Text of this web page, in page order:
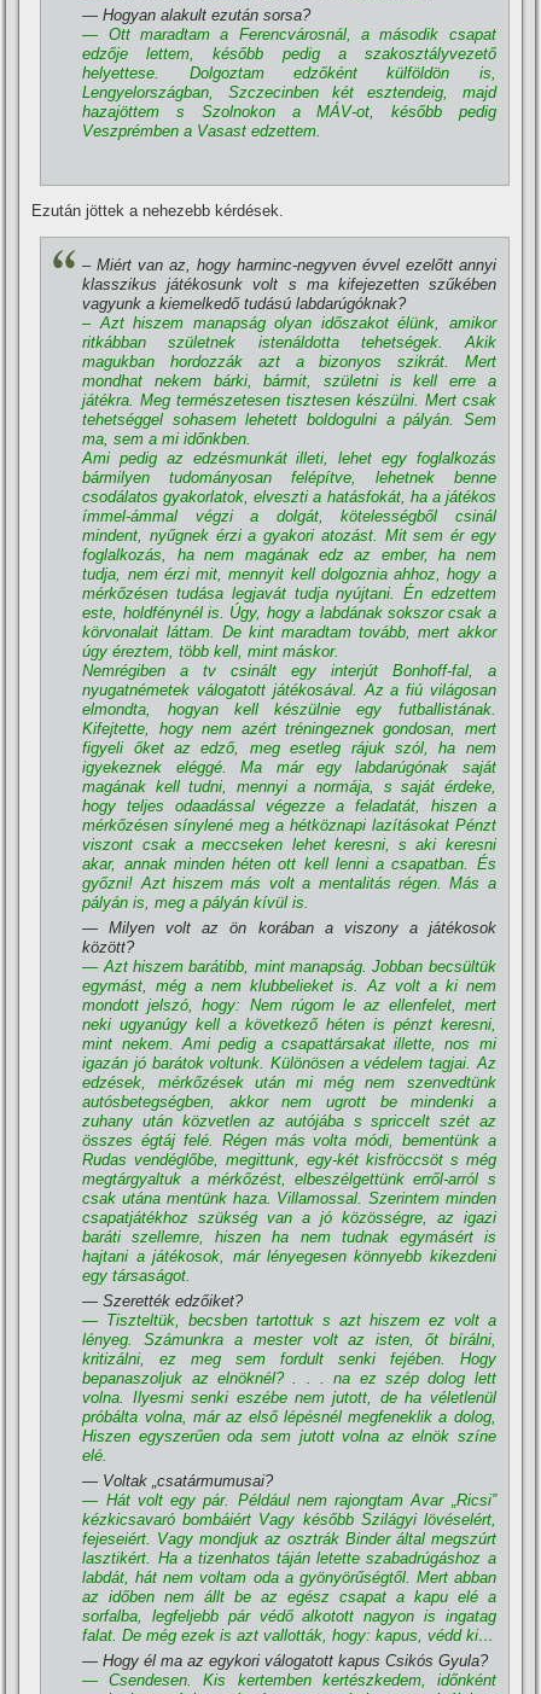
— Hogyan alakult ezután sorsa?
— Ott maradtam a Ferencvárosnál, a második csapat
edzője lettem, később pedig a szakosztályvezető
helyettese. Dolgoztam edzőként külföldön is,
Lengyelországban, Szczecinben két esztendeig, majd
hazajöttem s Szolnokon a MÁV-ot, később pedig
Veszprémben a Vasast edzettem.
Ezután jöttek a nehezebb kérdések.
– Miért van az, hogy harminc-negyven évvel ezelőtt annyi
klasszikus játékosunk volt s ma kifejezetten szűkében
vagyunk a kiemelkedő tudású labdarúgóknak?
– Azt hiszem manapság olyan időszakot élünk, amikor
ritkábban születnek istenáldotta tehetségek. Akik
magukban hordozzák azt a bizonyos szikrát. Mert
mondhat nekem bárki, bármit, születni is kell erre a
játékra. Meg természetesen tisztesen készülni. Mert csak
tehetséggel sohasem lehetett boldogulni a pályán. Sem
ma, sem a mi időnkben.
Ami pedig az edzésmunkát illeti, lehet egy foglalkozás
bármilyen tudományosan felépí­tve, lehetnek benne
csodálatos gyakorlatok, elveszti a hatásfokát, ha a játékos
í­mmel-ámmal végzi a dolgát, kötelességből csinál
mindent, nyűgnek érzi a gyakori atozást. Mit sem ér egy
foglalkozás, ha nem magának edz az ember, ha nem
tudja, nem érzi mit, mennyit kell dolgoznia ahhoz, hogy a
mérkőzésen tudása legjavát tudja nyújtani. Én edzettem
este, holdfénynél is. Úgy, hogy a labdának sokszor csak a
körvonalait láttam. De kint maradtam tovább, mert akkor
úgy éreztem, több kell, mint máskor.
Nemrégiben a tv csinált egy interjút Bonhoff-fal, a
nyugatnémetek válogatott játékosával. Az a fiú világosan
elmondta, hogyan kell készülnie egy futballistának.
Kifejtette, hogy nem azért tréningeznek gondosan, mert
figyeli őket az edző, meg esetleg rájuk szól, ha nem
igyekeznek eléggé. Ma már egy labdarúgónak saját
magának kell tudni, mennyi a normája, s saját érdeke,
hogy teljes odaadással végezze a feladatát, hiszen a
mérkőzésen sí­nylené meg a hétköznapi lazí­tásokat Pénzt
viszont csak a meccseken lehet keresni, s aki keresni
akar, annak minden héten ott kell lenni a csapatban. És
győzni! Azt hiszem más volt a mentalitás régen. Más a
pályán is, meg a pályán kí­vül is.
— Milyen volt az ön korában a viszony a játékosok
között?
— Azt hiszem barátibb, mint manapság. Jobban becsültük
egymást, még a nem klubbelieket is. Az volt a ki nem
mondott jelszó, hogy: Nem rúgom le az ellenfelet, mert
neki ugyanúgy kell a következő héten is pénzt keresni,
mint nekem. Ami pedig a csapattársakat illette, nos mi
igazán jó barátok voltunk. Különösen a védelem tagjai. Az
edzések, mérkőzések után mi még nem szenvedtünk
autósbetegségben, akkor nem ugrott be mindenki a
zuhany után közvetlen az autójába s spriccelt szét az
összes égtáj felé. Régen más volta módi, bementünk a
Rudas vendéglőbe, megittunk, egy-két kisfröccsöt s még
megtárgyaltuk a mérkőzést, elbeszélgettünk erről-arról s
csak utána mentünk haza. Villamossal. Szerintem minden
csapatjátékhoz szükség van a jó közösségre, az igazi
baráti szellemre, hiszen ha nem tudnak egymásért is
hajtani a játékosok, már lényegesen könnyebb kikezdeni
egy társaságot.
— Szerették edzőiket?
— Tiszteltük, becsben tartottuk s azt hiszem ez volt a
lényeg. Számunkra a mester volt az isten, őt bí­rálni,
kritizálni, ez meg sem fordult senki fejében. Hogy
bepanaszoljuk az elnöknél? . . . na ez szép dolog lett
volna. Ilyesmi senki eszébe nem jutott, de ha véletlenül
próbálta volna, már az első lépésnél megfeneklik a dolog,
Hiszen egyszerűen oda sem jutott volna az elnök szí­ne
elé.
— Voltak „csatármumusai?
— Hát volt egy pár. Például nem rajongtam Avar „Ricsi”
kézkicsavaró bombáiért Vagy később Szilágyi lövéselért,
fejeseiért. Vagy mondjuk az osztrák Binder által megszúrt
lasztikért. Ha a tizenhatos táján letette szabadrúgáshoz a
labdát, hát nem voltam oda a gyönyörűségtől. Mert abban
az időben nem állt be az egész csapat a kapu elé a
sorfalba, legfeljebb pár védő alkotott nagyon is ingatag
falat. De még ezek is azt vallották, hogy: kapus, védd ki…
— Hogy él ma az egykori válogatott kapus Csikós Gyula?
— Csendesen. Kis kertemben kertészkedem, időnként